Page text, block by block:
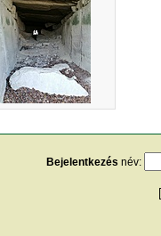
Bejelentkezés név: